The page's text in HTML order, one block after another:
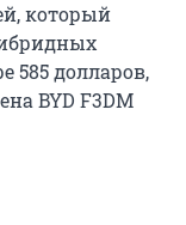
который
585 долларов,
BYD F3DM